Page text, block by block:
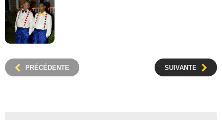
PRÉCÉDENTE SUIVANTE